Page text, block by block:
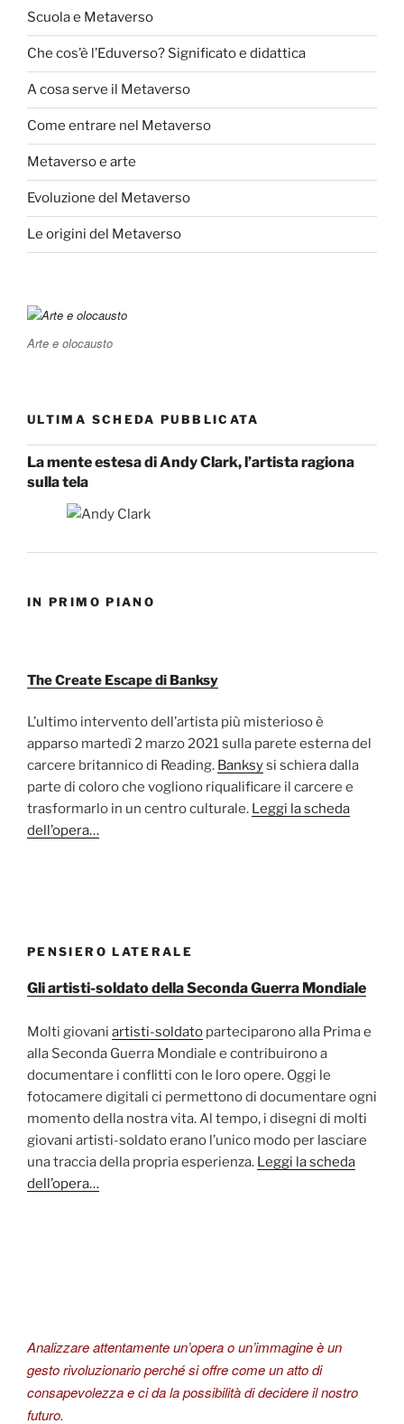
Scuola e Metaverso
Che cos’è l’Eduverso? Significato e didattica
A cosa serve il Metaverso
Come entrare nel Metaverso
Metaverso e arte
Evoluzione del Metaverso
Le origini del Metaverso
Arte e olocausto
ULTIMA SCHEDA PUBBLICATA
La mente estesa di Andy Clark, l’artista ragiona
sulla tela
IN PRIMO PIANO
The Create Escape di Banksy
L’ultimo intervento dell’artista più misterioso è
apparso martedì 2 marzo 2021 sulla parete esterna del
carcere britannico di Reading. Banksysi schiera dalla
parte di coloro che vogliono riqualificare il carcere e
trasformarlo in un centro culturale. Leggi la scheda
dell’opera…
PENSIERO LATERALE
Gli artisti-soldato della Seconda Guerra Mondiale
Molti giovani artisti-soldato parteciparono alla Prima e
alla Seconda Guerra Mondiale e contribuirono a
documentare i conflitti con le loro opere. Oggi le
fotocamere digitali ci permettono di documentare ogni
momento della nostra vita. Al tempo, i disegni di molti
giovani artisti-soldato erano l’unico modo per lasciare
una traccia della propria esperienza. Leggi la scheda
dell’opera…
Analizzare attentamente un’opera o un’immagine è un
gesto rivoluzionario perché si offre come un atto di
consapevolezza e ci da la possibilità di decidere il nostro
futuro.